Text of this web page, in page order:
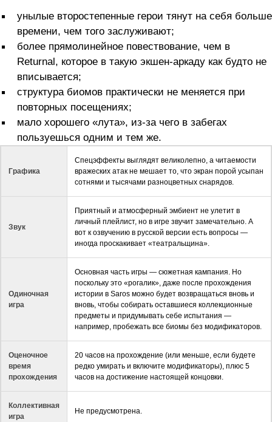
унылые второстепенные герои тянут на себя больше
времени, чем того заслуживают;
более прямолинейное повествование, чем в
Returnal, которое в такую экшен-аркаду как будто не
вписывается;
структура биомов практически не меняется при
повторных посещениях;
мало хорошего «лута», из-за чего в забегах
пользуешься одним и тем же.
Графика
Спецэффекты выглядят великолепно, а читаемости
вражеских атак не мешает то, что экран порой усыпан
сотнями и тысячами разноцветных снарядов.
Звук
Приятный и атмосферный эмбиент не улетит в
личный плейлист, но в игре звучит замечательно. А
вот к озвучению в русской версии есть вопросы —
иногда проскакивает «театральщина».
Одиночная
игра
Основная часть игры — сюжетная кампания. Но
поскольку это «рогалик», даже после прохождения
истории в Saros можно будет возвращаться вновь и
вновь, чтобы собирать оставшиеся коллекционные
предметы и придумывать себе испытания —
например, пробежать все биомы без модификаторов.
Оценочное
время
прохождения
20 часов на прохождение (или меньше, если будете
редко умирать и включите модификаторы), плюс 5
часов на достижение настоящей концовки.
Коллективная
игра
Не предусмотрена.